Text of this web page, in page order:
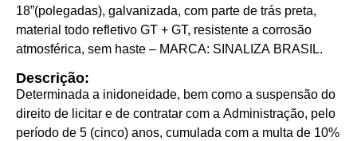
18”(polegadas), galvanizada, com parte de trás preta,
material todo refletivo GT + GT, resistente a corrosão
atmosférica, sem haste – MARCA: SINALIZA BRASIL.
Descrição:
Determinada a inidoneidade, bem como a suspensão do
direito de licitar e de contratar com a Administração, pelo
período de 5 (cinco) anos, cumulada com a multa de 10%